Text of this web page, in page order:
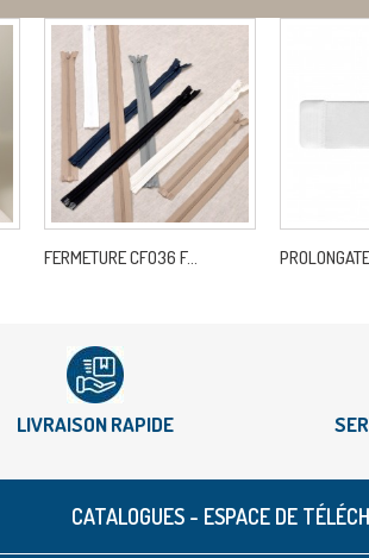
FERMETURE CFO36 F...
LIVRAISON RAPIDE
CATALOGUES - ESPACE DE